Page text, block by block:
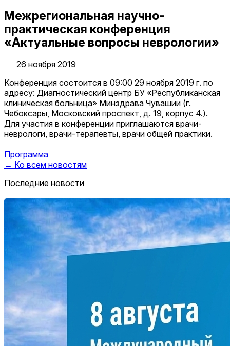
Межрегиональная научно-
практическая конференция
«Актуальные вопросы неврологии»
26 ноября 2019
Конференция состоится в 09:00 29 ноября 2019 г. по
адресу: Диагностический центр БУ «Республиканская
клиническая больница» Минздрава Чувашии (г.
Чебоксары, Московский проспект, д. 19, корпус 4.).
Для участия в конференции приглашаются врачи-
неврологи, врачи-терапевты, врачи общей практики.
Программа
← Ко всем новостям
Последние новости